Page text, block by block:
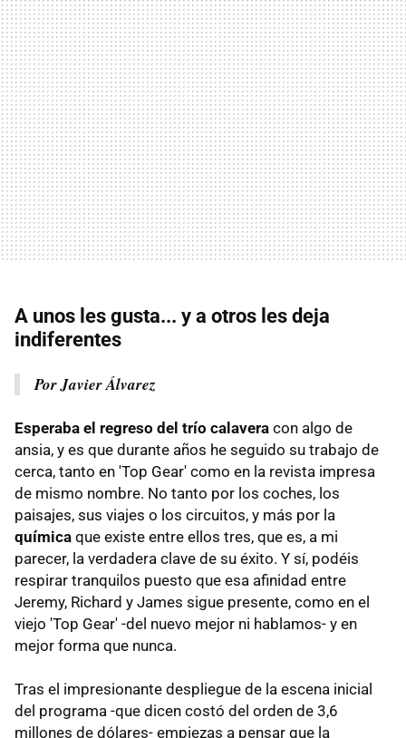
A unos les gusta... y a otros les deja
indiferentes
Por Javier Álvarez
Esperaba el regreso del trío calavera con algo de
ansia, y es que durante años he seguido su trabajo de
cerca, tanto en 'Top Gear' como en la revista impresa
de mismo nombre. No tanto por los coches, los
paisajes, sus viajes o los circuitos, y más por la
química que existe entre ellos tres, que es, a mi
parecer, la verdadera clave de su éxito. Y sí, podéis
respirar tranquilos puesto que esa afinidad entre
Jeremy, Richard y James sigue presente, como en el
viejo 'Top Gear' -del nuevo mejor ni hablamos- y en
mejor forma que nunca.
Tras el impresionante despliegue de la escena inicial
del programa -que dicen costó del orden de 3,6
millones de dólares- empiezas a pensar que la